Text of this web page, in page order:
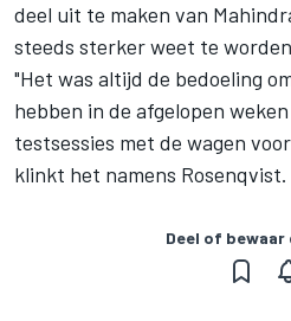
deel uit te maken van
steeds sterker weet te
"Het was altijd de bedoeling
hebben in de afgelopen
testsessies met de wagen
klinkt het namens Rosenqvist.
Deel of